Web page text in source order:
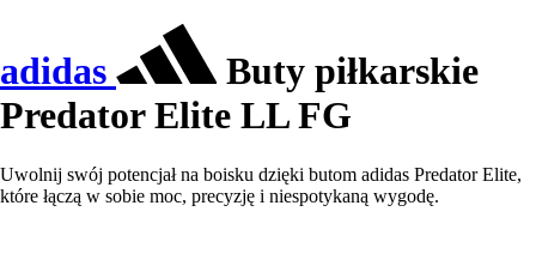
adidas
Buty piłkarskie
Predator Elite LL FG
Uwolnij swój potencjał na boisku dzięki butom adidas Predator Elite,
które łączą w sobie moc, precyzję i niespotykaną wygodę.